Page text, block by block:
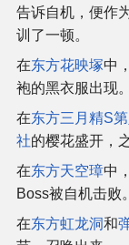
告诉自机，便作
训了一顿。
在东方花映塚中
袍的黑衣服出现。
在东方三月精S
社的樱花盛开，
在东方天空璋中
Boss被自机击败。
在东方虹龙洞和